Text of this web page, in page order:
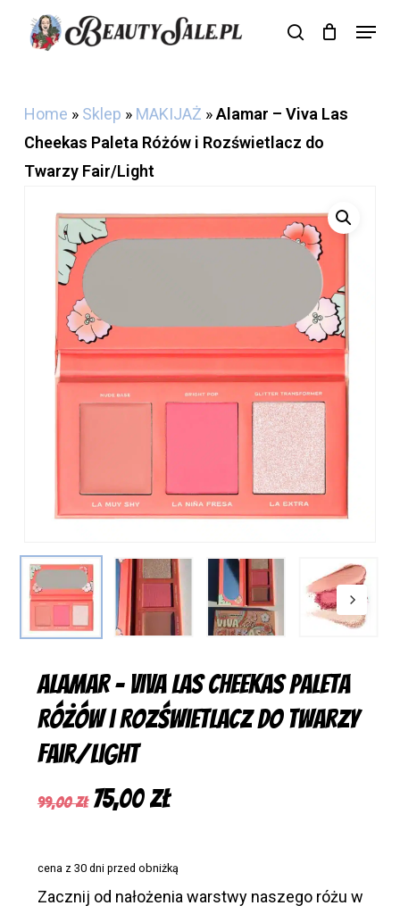
search
Menu
Cart Close
Home » Sklep » MAKIJAŻ »Alamar – Viva Las
Cheekas Paleta Różów i Rozświetlacz do
Twarzy Fair/Light
Alamar – Viva Las Cheekas Paleta
Różów i Rozświetlacz do Twarzy
Fair/Light
99,00zł Pierwotna
99,00 zł.
75,00złAktualna
75,00 zł.
cena z 30 dni przed obniżką
Zacznij od nałożenia warstwy naszego różu w